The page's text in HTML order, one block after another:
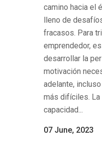
camino hacia el
lleno de
fracasos. Para
emprendedor,
desarrollar la
motivación
adelante,
más difíciles.
capacidad...
07 June, 2023